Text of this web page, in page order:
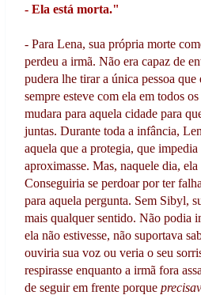
- Ela está morta."
- Para Lena, sua própria morte
perdeu a irmã. Não era capaz de
pudera lhe tirar a única pessoa que
sempre esteve com ela em todos
mudara para aquela cidade para
juntas. Durante toda a infância,
aquela que a protegia, que
aproximasse. Mas, naquele dia, ela
Conseguiria se perdoar por ter
para aquela pergunta. Sem Sibyl,
mais qualquer sentido. Não podia
ela não estivesse, não suportava
ouviria sua voz ou veria o seu
respirasse enquanto a irmã fora
de seguir em frente porque